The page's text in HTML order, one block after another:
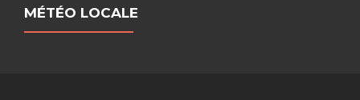
MÉTÉO LOCALE